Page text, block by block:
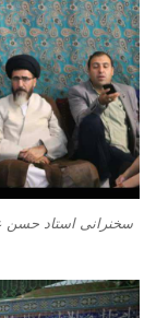
سخنرانی استاد حسن